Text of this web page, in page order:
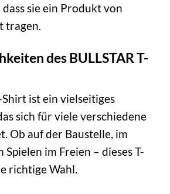
sie ein Produkt von
tragen.
des BULLSTAR T-
Shirt ist ein vielseitiges
sich für viele verschiedene
Ob auf der Baustelle, im
im Freien – dieses T-
richtige Wahl.